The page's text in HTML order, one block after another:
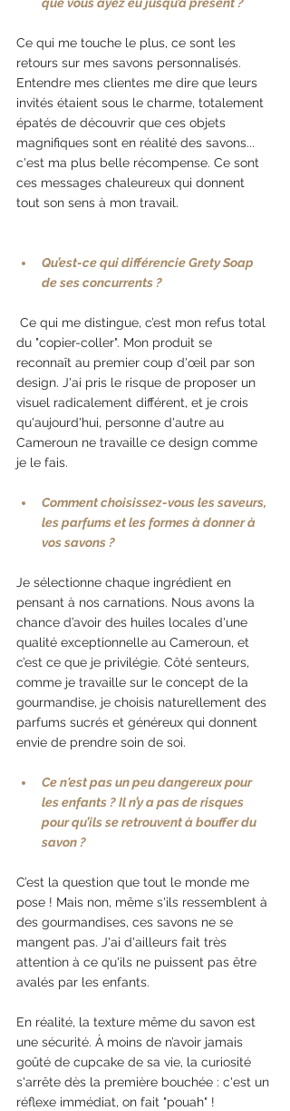
que vous ayez eu jusqu’à présent ?
Ce qui me touche le plus, ce sont les
retours sur mes savons personnalisés.
Entendre mes clientes me dire que leurs
invités étaient sous le charme, totalement
épatés de découvrir que ces objets
magnifiques sont en réalité des savons...
c'est ma plus belle récompense. Ce sont
ces messages chaleureux qui donnent
tout son sens à mon travail.
Qu’est-ce qui différencie Grety Soap
de ses concurrents ?
Ce qui me distingue, c’est mon refus total
du "copier-coller". Mon produit se
reconnaît au premier coup d'œil par son
design. J'ai pris le risque de proposer un
visuel radicalement différent, et je crois
qu'aujourd'hui, personne d'autre au
Cameroun ne travaille ce design comme
je le fais.
Comment choisissez-vous les saveurs,
les parfums et les formes à donner à
vos savons ?
Je sélectionne chaque ingrédient en
pensant à nos carnations. Nous avons la
chance d’avoir des huiles locales d'une
qualité exceptionnelle au Cameroun, et
c’est ce que je privilégie. Côté senteurs,
comme je travaille sur le concept de la
gourmandise, je choisis naturellement des
parfums sucrés et généreux qui donnent
envie de prendre soin de soi.
Ce n'est pas un peu dangereux pour
les enfants ? Il n’y a pas de risques
pour qu’ils se retrouvent à bouffer du
savon ?
C’est la question que tout le monde me
pose ! Mais non, même s'ils ressemblent à
des gourmandises, ces savons ne se
mangent pas. J'ai d'ailleurs fait très
attention à ce qu'ils ne puissent pas être
avalés par les enfants.
En réalité, la texture même du savon est
une sécurité. À moins de n’avoir jamais
goûté de cupcake de sa vie, la curiosité
s'arrête dès la première bouchée : c'est un
réflexe immédiat, on fait "pouah" !